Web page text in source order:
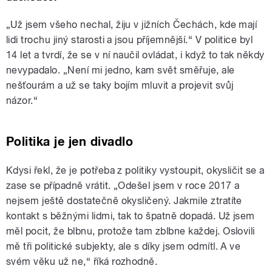
„Už jsem všeho nechal, žiju v jižních Čechách, kde mají
lidi trochu jiný starosti a jsou příjemnější.“ V politice byl
14 let a tvrdí, že se v ní naučil ovládat, i když to tak někdy
nevypadalo. „Není mi jedno, kam svět směřuje, ale
nešťourám a už se taky bojím mluvit a projevit svůj
názor.“
Politika je jen divadlo
Kdysi řekl, že je potřeba z politiky vystoupit, okysličit se a
zase se případně vrátit. „Odešel jsem v roce 2017 a
nejsem ještě dostatečně okysličený. Jakmile ztratíte
kontakt s běžnými lidmi, tak to špatně dopadá. Už jsem
měl pocit, že blbnu, protože tam zblbne každej. Oslovili
mě tři politické subjekty, ale s díky jsem odmítl. A ve
svém věku už ne,“ říká rozhodně.